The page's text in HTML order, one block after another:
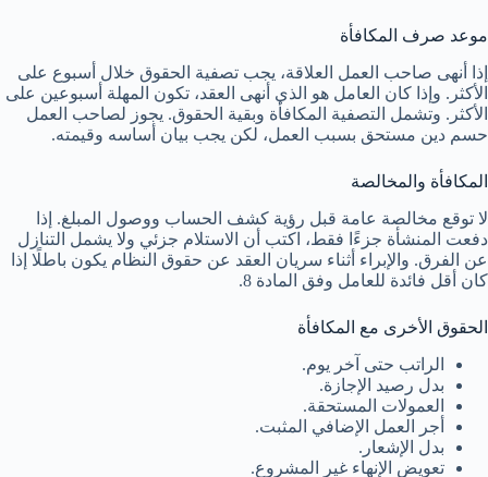
موعد صرف المكافأة
إذا أنهى صاحب العمل العلاقة، يجب تصفية الحقوق خلال أسبوع على
الأكثر. وإذا كان العامل هو الذي أنهى العقد، تكون المهلة أسبوعين على
الأكثر. وتشمل التصفية المكافأة وبقية الحقوق. يجوز لصاحب العمل
حسم دين مستحق بسبب العمل، لكن يجب بيان أساسه وقيمته.
المكافأة والمخالصة
لا توقع مخالصة عامة قبل رؤية كشف الحساب ووصول المبلغ. إذا
دفعت المنشأة جزءًا فقط، اكتب أن الاستلام جزئي ولا يشمل التنازل
عن الفرق. والإبراء أثناء سريان العقد عن حقوق النظام يكون باطلًا إذا
كان أقل فائدة للعامل وفق المادة 8.
الحقوق الأخرى مع المكافأة
الراتب حتى آخر يوم.
بدل رصيد الإجازة.
العمولات المستحقة.
أجر العمل الإضافي المثبت.
بدل الإشعار.
تعويض الإنهاء غير المشروع.